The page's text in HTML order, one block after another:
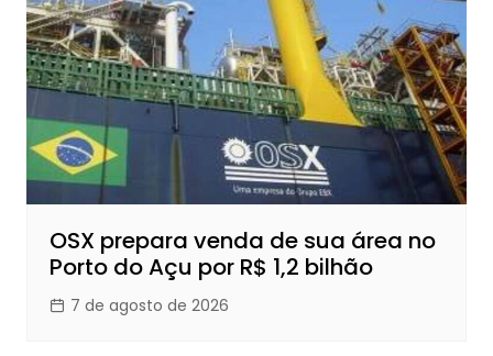
OSX prepara venda de sua área no
Porto do Açu por R$ 1,2 bilhão
7 de agosto de 2026